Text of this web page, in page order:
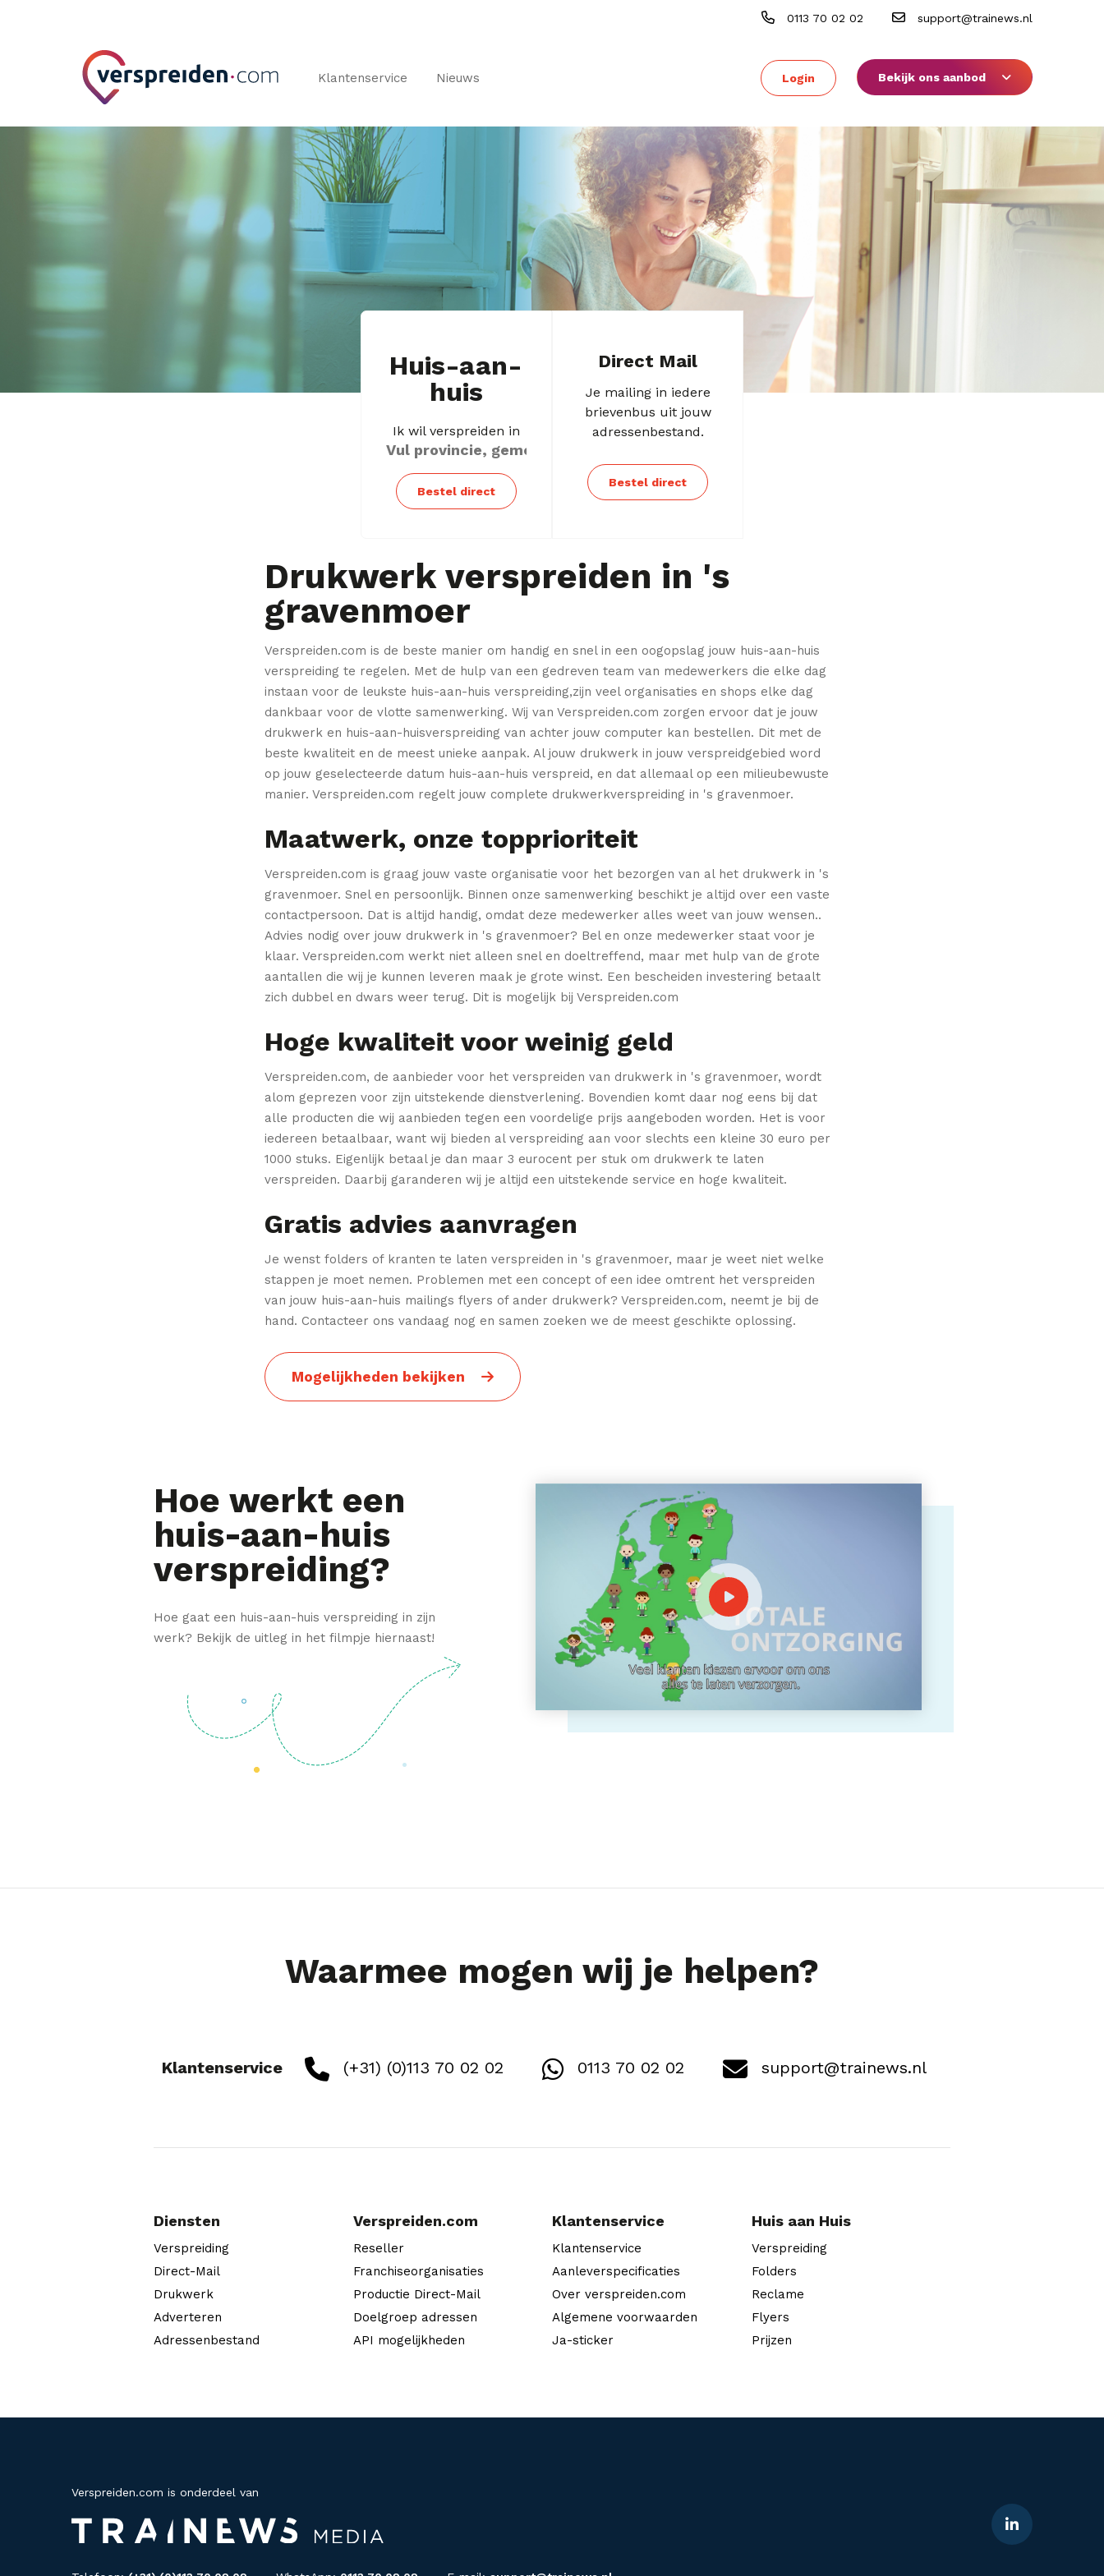
0113 70 02 02 support@trainews.nl
Klantenservice Nieuws Login Bekijk ons aanbod
Huis-aan-
huis
Ik wil verspreiden in
Bestel direct
Direct Mail
Je mailing in iedere
brievenbus uit jouw
adressenbestand.
Bestel direct
Drukwerk verspreiden in 's
gravenmoer
Verspreiden.com is de beste manier om handig en snel in een oogopslag jouw huis-aan-huis
verspreiding te regelen. Met de hulp van een gedreven team van medewerkers die elke dag
instaan voor de leukste huis-aan-huis verspreiding,zijn veel organisaties en shops elke dag
dankbaar voor de vlotte samenwerking. Wij van Verspreiden.com zorgen ervoor dat je jouw
drukwerk en huis-aan-huisverspreiding van achter jouw computer kan bestellen. Dit met de
beste kwaliteit en de meest unieke aanpak. Al jouw drukwerk in jouw verspreidgebied word
op jouw geselecteerde datum huis-aan-huis verspreid, en dat allemaal op een milieubewuste
manier. Verspreiden.com regelt jouw complete drukwerkverspreiding in 's gravenmoer.
Maatwerk, onze topprioriteit
Verspreiden.com is graag jouw vaste organisatie voor het bezorgen van al het drukwerk in 's
gravenmoer. Snel en persoonlijk. Binnen onze samenwerking beschikt je altijd over een vaste
contactpersoon. Dat is altijd handig, omdat deze medewerker alles weet van jouw wensen..
Advies nodig over jouw drukwerk in 's gravenmoer? Bel en onze medewerker staat voor je
klaar. Verspreiden.com werkt niet alleen snel en doeltreffend, maar met hulp van de grote
aantallen die wij je kunnen leveren maak je grote winst. Een bescheiden investering betaalt
zich dubbel en dwars weer terug. Dit is mogelijk bij Verspreiden.com
Hoge kwaliteit voor weinig geld
Verspreiden.com, de aanbieder voor het verspreiden van drukwerk in 's gravenmoer, wordt
alom geprezen voor zijn uitstekende dienstverlening. Bovendien komt daar nog eens bij dat
alle producten die wij aanbieden tegen een voordelige prijs aangeboden worden. Het is voor
iedereen betaalbaar, want wij bieden al verspreiding aan voor slechts een kleine 30 euro per
1000 stuks. Eigenlijk betaal je dan maar 3 eurocent per stuk om drukwerk te laten
verspreiden. Daarbij garanderen wij je altijd een uitstekende service en hoge kwaliteit.
Gratis advies aanvragen
Je wenst folders of kranten te laten verspreiden in 's gravenmoer, maar je weet niet welke
stappen je moet nemen. Problemen met een concept of een idee omtrent het verspreiden
van jouw huis-aan-huis mailings flyers of ander drukwerk? Verspreiden.com, neemt je bij de
hand. Contacteer ons vandaag nog en samen zoeken we de meest geschikte oplossing.
Mogelijkheden bekijken
Hoe werkt een
huis-aan-huis
verspreiding?
Hoe gaat een huis-aan-huis verspreiding in zijn
werk? Bekijk de uitleg in het filmpje hiernaast!
Waarmee mogen wij je helpen?
Klantenservice (+31) (0)113 70 02 02 0113 70 02 02 support@trainews.nl
Diensten
Verspreiding
Direct-Mail
Drukwerk
Adverteren
Adressenbestand
Verspreiden.com
Reseller
Franchiseorganisaties
Productie Direct-Mail
Doelgroep adressen
API mogelijkheden
Klantenservice
Klantenservice
Aanleverspecificaties
Over verspreiden.com
Algemene voorwaarden
Ja-sticker
Huis aan Huis
Verspreiding
Folders
Reclame
Flyers
Prijzen
Verspreiden.com is onderdeel van